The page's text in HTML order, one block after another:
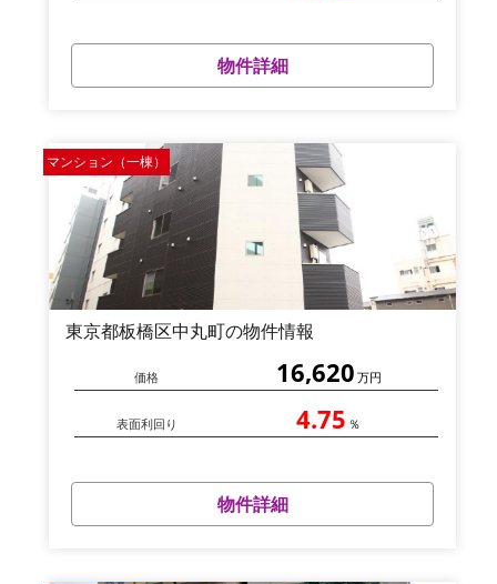
物件詳細
マンション（一棟）
東京都板橋区中丸町の物件情報
価格 16,620 万円
表面利回り 4.75 ％
物件詳細